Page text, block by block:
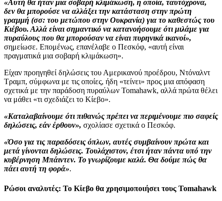
«Αυτή θα ήταν μια σοβαρή κλιμάκωση, η οποία, ταυτόχρονα,
δεν θα μπορούσε να αλλάξει την κατάσταση στην πρώτη
γραμμή (σσ: του μετώπου στην Ουκρανία) για το καθεστώς του
Κιέβου. Αλλά είναι σημαντικό να κατανοήσουμε ότι μιλάμε για
πυραύλους που θα μπορούσαν να είναι πυρηνικά ικανοί»,
σημείωσε. Επομένως, επανέλαβε ο Πεσκόφ, «αυτή είναι
πραγματικά μια σοβαρή κλιμάκωση».
Είχαν προηγηθεί δηλώσεις του Αμερικανού προέδρου, Ντόναλντ
Τραμπ, σύμφωνα με τις οποίες, ήδη «τείνει» προς μια απόφαση
σχετικά με την παράδοση πυραύλων Tomahawk, αλλά πρώτα θέλει
να μάθει «τι σχεδιάζει το Κίεβο».
«Καταλαβαίνουμε ότι πιθανώς πρέπει να περιμένουμε πιο σαφείς
δηλώσεις, εάν έρθουν», σχολίασε σχετικά ο Πεσκόφ.
«Όσο για τις παραδόσεις όπλων, αυτές συμβαίνουν πρώτα και
μετά γίνονται δηλώσεις. Τουλάχιστον, έτσι ήταν πάντα υπό την
κυβέρνηση Μπάιντεν. Το γνωρίζουμε καλά. Θα δούμε πώς θα
πάει αυτή τη φορά».
Ρώσοι αναλυτές: Το Κίεβο θα χρησιμοποιήσει τους Tomahawk